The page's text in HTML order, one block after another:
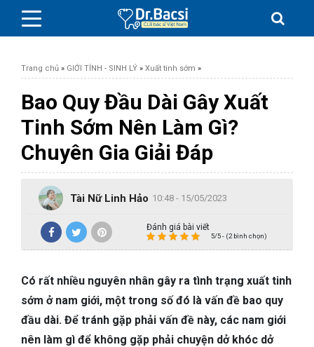
BỆNH DA LIỄU
BỆNH PHỤ KHOA
BỆNH XƯƠNG KHỚP
SỨC KHỎE GIỚI TÍNH
TAI – MŨI – HỌNG
TIÊU HÓA
Trang chủ » GIỚI TÍNH - SINH LÝ » Xuất tinh sớm »
Bao Quy Đầu Dài Gây Xuất
Tinh Sớm Nên Làm Gì?
Chuyên Gia Giải Đáp
Tài Nữ Linh Hảo 10:48 - 15/05/2023
Đánh giá bài viết
5/5 - (2 bình chọn)
Có rất nhiều nguyên nhân gây ra tình trạng xuất tinh
sớm ở nam giới, một trong số đó là vấn đề bao quy
đầu dài. Để tránh gặp phải vấn đề này, các nam giới
nên làm gì để không gặp phải chuyện dở khóc dở